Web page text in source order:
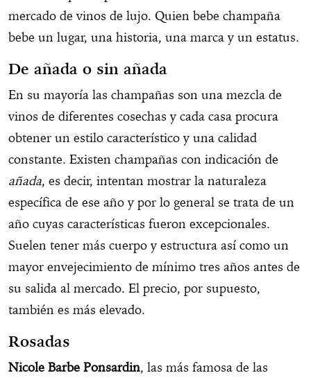
mercado de vinos de lujo. Quien bebe champaña
bebe un lugar, una historia, una marca y un estatus.
De añada o sin añada
En su mayoría las champañas son una mezcla de
vinos de diferentes cosechas y cada casa procura
obtener un estilo característico y una calidad
constante. Existen champañas con indicación de
añada, es decir, intentan mostrar la naturaleza
específica de ese año y por lo general se trata de un
año cuyas características fueron excepcionales.
Suelen tener más cuerpo y estructura así como un
mayor envejecimiento de mínimo tres años antes de
su salida al mercado. El precio, por supuesto,
también es más elevado.
Rosadas
Nicole Barbe Ponsardin, las más famosa de las